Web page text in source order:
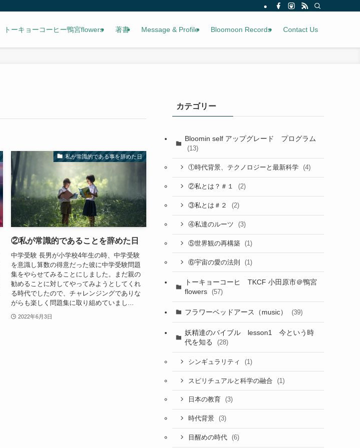
トーキョーコーヒー鴨宮flowers 著書 Message & Profile Bloomoon Records Contact Us
私が常識的である事を辞めた日
②私が常識的であることを辞めた日
中学受験 長男が小学校4年生の時、中学受験
を意識し算数の得意だった彼に中学受験問題
集をやらせてみることにしました。まだ親の
勧めることに対してやってみようとしてくれ
る時代でしたので、チャレンジングでありな
がらも楽しく問題集に取り組めていまし...
2022年6月3日
カテゴリー
Bloomin self アップグレード プログラム
(13)
①時代背景、テクノロジーと最新科学 (4)
②私とは？＃１ (2)
③私とは＃２ (2)
④私達のルーツ (3)
⑤世界観の再構築 (1)
⑥宇宙の愛の法則 (1)
トーキョーコーヒ TKCF 小田原市＠鴨宮
flowers (57)
フラワーベッドアース（music） (39)
妖精達のバイブル lesson1 今という時
代を知る
(28)
シンギュラリティ (1)
スピリチュアルと科学の融合 (1)
日本の教育 (3)
時代背景 (3)
目醒めの時代 (6)